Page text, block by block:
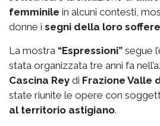
femminile in alcuni contesti,
donne i segni della loro
La mostra “Espressioni” segue
stata organizzata tre anni fa
Cascina Rey di Frazione Valle
state riunite le opere con
al territorio astigiano.